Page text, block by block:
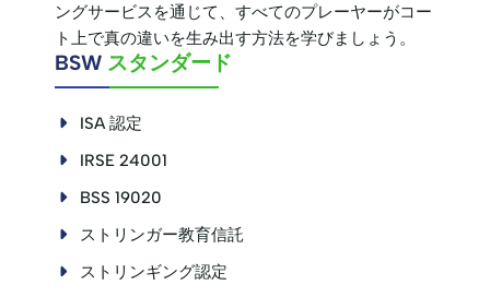
ングサービスを通じて、すべてのプレーヤーがコー
ト上で真の違いを生み出す方法を学びましょう。
BSW スタンダード
ISA 認定
IRSE 24001
BSS 19020
ストリンガー教育信託
ストリンギング認定